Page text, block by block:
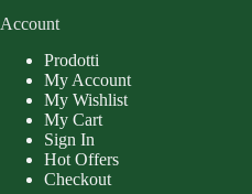
Account
Prodotti
My Account
My Wishlist
My Cart
Sign In
Hot Offers
Checkout